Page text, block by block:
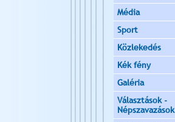
Média
Sport
Közlekedés
Kék fény
Galéria
Választások -
Népszavazások